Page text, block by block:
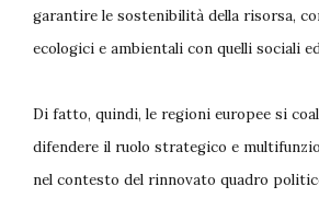
garantire le sostenibilità della risorsa,
ecologici e ambientali con quelli sociali
Di fatto, quindi, le regioni europee si
difendere il ruolo strategico e
nel contesto del rinnovato quadro